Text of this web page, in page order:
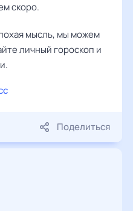
скоро.
мысль, мы можем
личный гороскоп и
Поделиться